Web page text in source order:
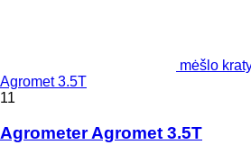
mėšlo
Agromet 3.5T
11
Agrometer Agromet 3.5T